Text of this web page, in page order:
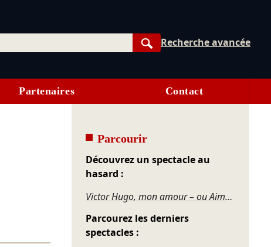
Rechercher
Recherche avancée
Partenaires Contact
Parcourir
Découvrez un spectacle au
hasard :
Victor Hugo, mon amour – ou Aimer, c'est plus que vivre
Parcourez les derniers
spectacles :